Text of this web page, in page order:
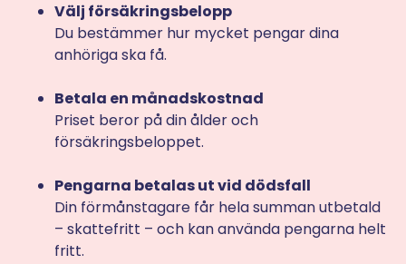
Välj försäkringsbelopp
Du bestämmer hur mycket pengar dina
anhöriga ska få.
Betala en månadskostnad
Priset beror på din ålder och
försäkringsbeloppet.
Pengarna betalas ut vid dödsfall
Din förmånstagare får hela summan utbetald
– skattefritt – och kan använda pengarna helt
fritt.